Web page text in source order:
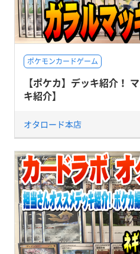
ポケモンカードゲーム
【ポケカ】デッキ紹介！
キ紹介】
オタロード本店